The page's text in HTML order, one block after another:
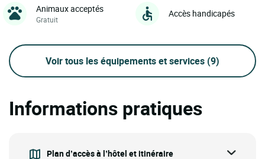
Animaux acceptés
Gratuit
Accès handicapés
Voir tous les équipements et services (9)
Informations pratiques
Plan d’accès à l’hôtel et itinéraire